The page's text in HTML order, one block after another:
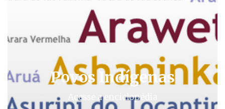
Povos Indígenas
Acesse a enciclopédia